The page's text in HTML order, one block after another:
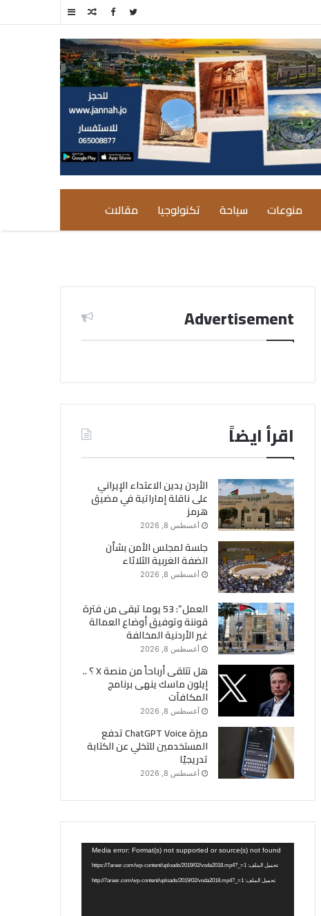
إضافة
جانبي
مقال
منوعات سياحة تكنولوجيا مقالات
Advertisement
اقرأ ايضاً
الأردن يدين الاعتداء الإيراني
على ناقلة إماراتية في مضيق
هرمز
أغسطس 8, 2026
جلسة لمجلس الأمن بشأن
الضفة الغربية الثلاثاء
أغسطس 8, 2026
العمل”: 53 يوما تبقى من فترة
قوننة وتوفيق أوضاع العمالة
غير الأردنية المخالفة
أغسطس 8, 2026
هل تتلقى أرباحاً من منصة X ؟ ..
إيلون ماسك ينهى برنامج
المكافآت
أغسطس 8, 2026
ميزة ChatGPT Voice تدفع
المستخدمين للتخلي عن الكتابة
تدريجيًا
أغسطس 8, 2026
مشغل
الفيديو
Media error: Format(s) not supported or source(s) not found
تحميل الملف: https://7areer.com/wp-content/uploads/2019/02/voda2018.mp4?_=1
تحميل الملف: http://7areer.com/wp-content/uploads/2019/02/voda2018.mp4?_=1